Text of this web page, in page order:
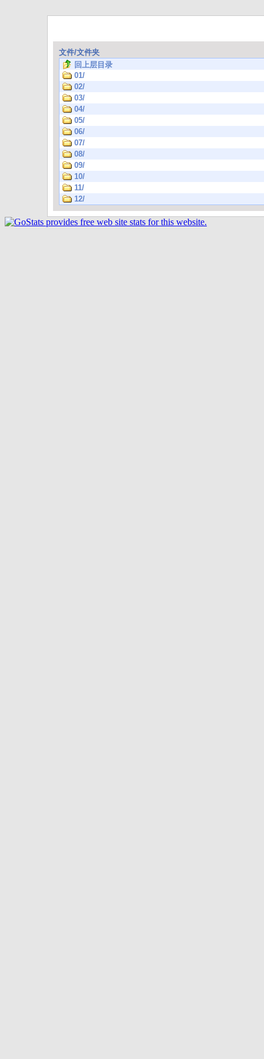
文件/文件夹
回上层目录
01/
02/
03/
04/
05/
06/
07/
08/
09/
10/
11/
12/